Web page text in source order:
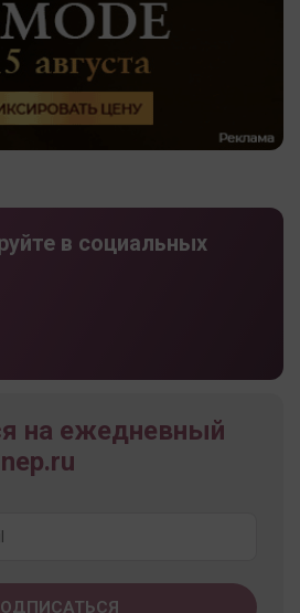
в социальных
на ежедневный